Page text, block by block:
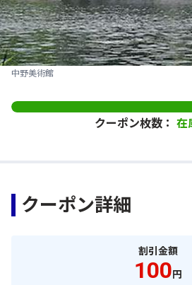
中野美術館
クーポン枚数： 在
クーポン詳細
割引金額
100円